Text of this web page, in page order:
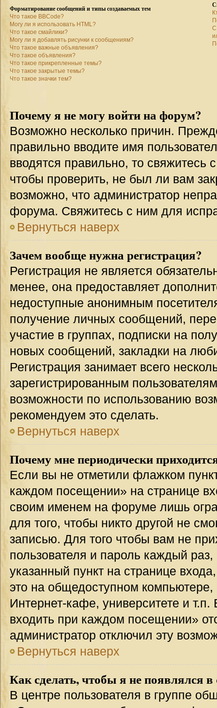
Форматирование сообщений и типы создаваемых тем
Что такое BBCode?
Могу ли я использовать HTML?
Что такое смайлики?
Могу ли я добавлять рисунки к сообщениям?
Что такое важные объявления?
Что такое объявления?
Что такое прикрепленные темы?
Что такое закрытые темы?
Что такое значки тем?
С
Почему я не могу войти на форум?
Возможно несколько причин.
правильно вводите имя
вводятся правильно, то
чтобы проверить, не был ли вам
возможно, что администратор
форума. Свяжитесь с ним для
Вернуться наверх
Зачем вообще нужна регистрация?
Регистрация не является
менее, она предоставляет
недоступные анонимным
получение личных сообщений,
участие в группах, подписки на
новых сообщений, закладки на
Регистрация занимает всего
зарегистрированным
возможности по использованию
рекомендуем это сделать.
Вернуться наверх
Почему мне периодически
Если вы не отметили флажком
каждом посещении» на странице
своим именем на форуме лишь
для того, чтобы никто другой не
записью. Для того чтобы вам не
пользователя и пароль каждый
указанный пункт на странице
это на общедоступном
Интернет-кафе, университете и т.п.
входить при каждом посещении»
администратор отключил эту
Вернуться наверх
Как сделать, чтобы я не появлялся
В центре пользователя в группе